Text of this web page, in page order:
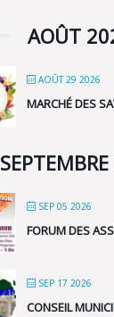
AOÛT
AOÛT 29 2026
MARCHÉ DES
SEP 05 2026
FORUM DES
SEP 17 2026
CONSEIL